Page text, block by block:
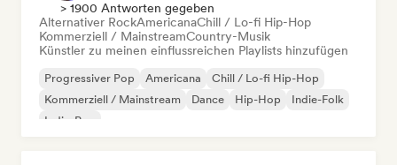
> 1900 Antworten gegeben
Alternativer RockAmericanaChill / Lo-fi Hip-Hop
Kommerziell / MainstreamCountry-Musik
Künstler zu meinen einflussreichen Playlists hinzufügen
Progressiver Pop Americana
Chill / Lo-fi Hip-Hop
Kommerziell / Mainstream
Dance Hip-Hop
Indie-Folk
Indie-Pop